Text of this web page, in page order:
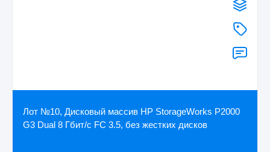
Лот №10, Дисковый массив HP StorageWorks P2000
G3 Dual 8 Гбит/с FC 3.5, без жестких дисков